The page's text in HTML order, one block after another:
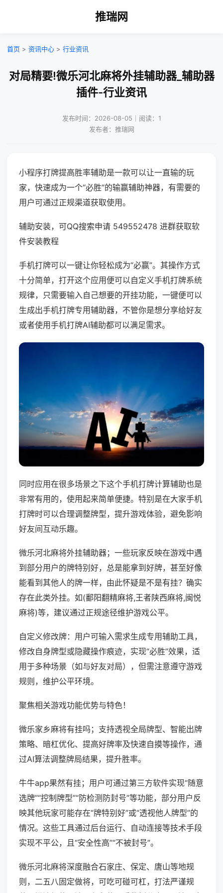
推瑞网
首页 > 资讯中心 > 行业资讯
对局精要!微乐河北麻将外挂辅助器_辅助器
插件-行业资讯
发布时间：2026-08-05｜阅读：1
发布者：推瑞网
小程序打牌提高胜率辅助是一款可以让一直输的玩
家，快速成为一个“必胜”的输赢辅助神器，有需要的
用户可通过正规渠道获取使用。
辅助安装，可QQ搜索申请 549552478 进群获取软
件安装教程
手机打牌可以一键让你轻松成为“必赢”。其操作方式
十分简单，打开这个应用便可以自定义手机打牌系统
规律，只需要输入自己想要的开挂功能，一键便可以
生成出手机打牌专用辅助器，不管你是想分享给好友
或者使用手机打牌AI辅助都可以满足需求。
同时应用在很多场景之下这个手机打牌计算辅助也是
非常有用的，使用起来简单便捷。特别是在大家手机
打牌时可以合理调整牌型，提升游戏体验，避免影响
好友间互动乐趣。
微乐河北麻将外挂辅助器；一些玩家反映在游戏中遇
到部分用户的牌特别好，总是能拿到好牌，甚至好像
能看到其他人的牌一样，由此怀疑是不是有挂？确实
存在此类外挂。如(鄱阳翻精麻将,王者陕西麻将,闽悦
麻将)等，建议通过正规途径维护游戏公平。
自定义修改牌：用户可输入需求生成专用辅助工具，
修改自身牌型或隐藏操作痕迹，实现“必胜”效果，适
用于多种场景（如与好友对局），但需注意遵守游戏
规则，维护公平环境。
聚焦相关游戏功能优势与特色！
微乐家乡麻将有挂吗；支持透视全局牌型、智能出牌
策略、暗杠优化、提高好牌率及快速自摸等操作，通
过AI算法调整牌局结果，提升胜率。
牛牛app果然有挂；用户可通过第三方软件实现“随意
选牌”“控制牌型”“防检测防封号”等功能，部分用户反
映其他玩家可能存在“牌特别好”或“透视他人牌型”的
情况。这些工具通过后台运行、自动连接等技术手段
实现不平公，且“安全性高”“不被封号”。
微乐河北麻将深度融合石家庄、保定、唐山等地规
则，二五八固定做将，可吃可碰可杠，打法严谨规